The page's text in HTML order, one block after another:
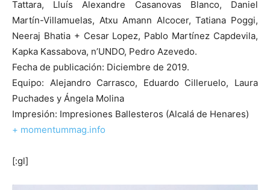
Tattara, Lluís Alexandre Casanovas Blanco, Daniel
Martín-Villamuelas, Atxu Amann Alcocer, Tatiana Poggi,
Neeraj Bhatia + Cesar Lopez, Pablo Martínez Capdevila,
Kapka Kassabova, n’UNDO, Pedro Azevedo.
Fecha de publicación: Diciembre de 2019.
Equipo: Alejandro Carrasco, Eduardo Cilleruelo, Laura
Puchades y Ángela Molina
Impresión: Impresiones Ballesteros (Alcalá de Henares)
+ momentummag.info
[:gl]